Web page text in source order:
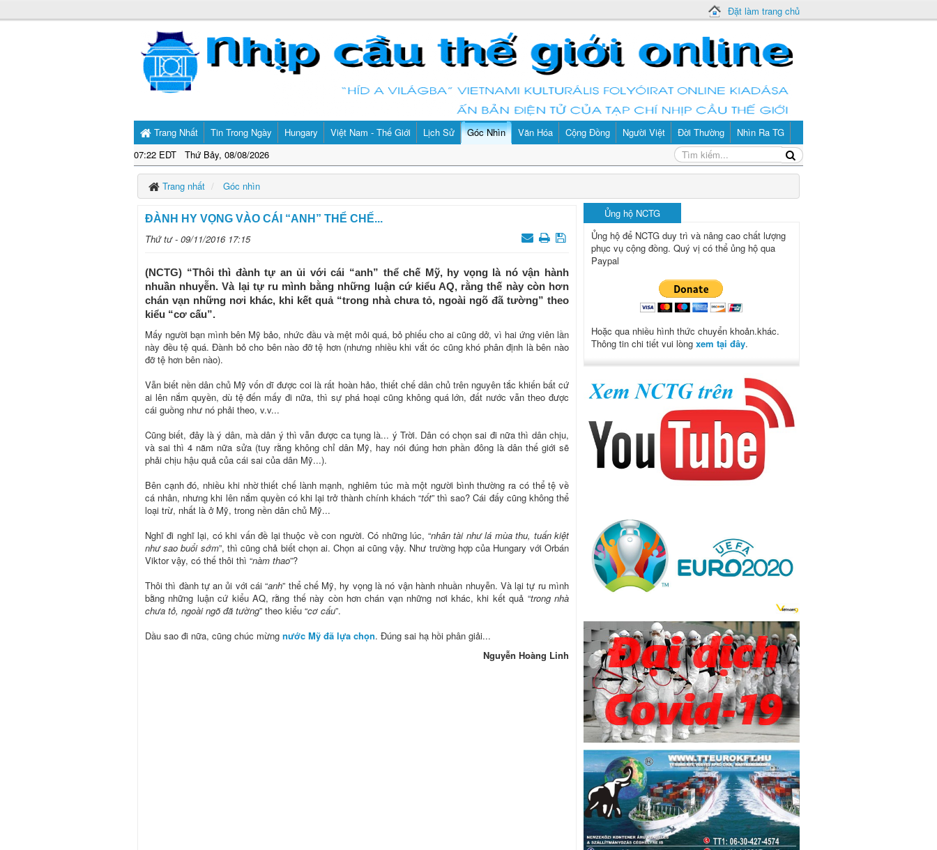
Đặt làm trang chủ
Trang Nhất
07:22 EDT Thứ Bảy, 08/08/2026
Tin Trong Ngày Hungary Việt Nam - Thế Giới Lịch Sử Góc Nhìn Văn Hóa Cộng Đồng Người Việt Đời Thường Nhìn Ra TG
Trang nhất Góc nhìn
ĐÀNH HY VỌNG VÀO CÁI “ANH” THỂ CHẾ...
Thứ tư - 09/11/2016 17:15
(NCTG) “Thôi thì đành tự an ủi với cái “anh” thể chế Mỹ, hy vọng là nó vận hành
nhuần nhuyễn. Và lại tự ru mình bằng những luận cứ kiểu AQ, rằng thế này còn hơn
chán vạn những nơi khác, khi kết quả “trong nhà chưa tỏ, ngoài ngõ đã tường” theo
kiểu “cơ cấu”.
Mấy người bạn mình bên Mỹ bảo, nhức đầu và mệt mỏi quá, bỏ phiếu cho ai cũng dở, vì hai ứng viên lần
này đều tệ quá. Đành bỏ cho bên nào đỡ tệ hơn (nhưng nhiều khi vắt óc cũng khó phân định là bên nào
đỡ tệ hơn bên nào).
Vẫn biết nền dân chủ Mỹ vốn dĩ được coi là rất hoàn hảo, thiết chế dân chủ trên nguyên tắc khiến bất cứ
ai lên nắm quyền, dù tệ đến mấy đi nữa, thì sự phá hoại cũng không quá lớn, đất nước vẫn theo được
cái guồng như nó phải theo, v.v...
Cũng biết, đây là ý dân, mà dân ý thì vẫn được ca tụng là... ý Trời. Dân có chọn sai đi nữa thì dân chịu,
và sai thì 4 năm nữa sửa (tuy rằng không chỉ dân Mỹ, hay nói đúng hơn phần đông là dân thế giới sẽ
phải chịu hậu quả của cái sai của dân Mỹ...).
Bên cạnh đó, nhiều khi nhờ thiết chế lành mạnh, nghiêm túc mà một người bình thường ra có thể tệ về
cá nhân, nhưng khi lên nắm quyền có khi lại trở thành chính khách “tốt” thì sao? Cái đấy cũng không thể
loại trừ, nhất là ở Mỹ, trong nền dân chủ Mỹ...
Nghĩ đi nghĩ lại, có khi vấn đề lại thuộc về con người. Có những lúc, “nhân tài như lá mùa thu, tuấn kiệt
như sao buổi sớm”, thì cũng chả biết chọn ai. Chọn ai cũng vậy. Như trường hợp của Hungary với Orbán
Viktor vậy, có thế thôi thì “nàm thao”?
Thôi thì đành tự an ủi với cái “anh” thể chế Mỹ, hy vọng là nó vận hành nhuần nhuyễn. Và lại tự ru mình
bằng những luận cứ kiểu AQ, rằng thế này còn hơn chán vạn những nơi khác, khi kết quả “trong nhà
chưa tỏ, ngoài ngõ đã tường” theo kiểu “cơ cấu”.
Dầu sao đi nữa, cũng chúc mừng nước Mỹ đã lựa chọn. Đúng sai hạ hồi phân giải...
Nguyễn Hoàng Linh
Ủng hộ NCTG
Ủng hộ để NCTG duy trì và nâng cao chất lượng
phục vụ cộng đồng. Quý vị có thể ủng hộ qua
Paypal
Hoặc qua nhiều hình thức chuyển khoản.khác.
Thông tin chi tiết vui lòng xem tại đây.